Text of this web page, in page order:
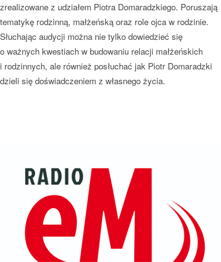
zrealizowane z udziałem Piotra Domaradzkiego. Poruszają
tematykę rodzinną, małżeńską oraz role ojca w rodzinie.
Słuchając audycji można nie tylko dowiedzieć się
o ważnych kwestiach w budowaniu relacji małżeńskich
i rodzinnych, ale również posłuchać jak Piotr Domaradzki
dzieli się doświadczeniem z własnego życia.